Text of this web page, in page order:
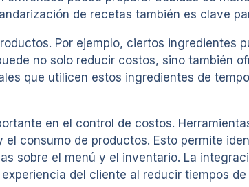
de recetas también es clave
Por ejemplo, ciertos ingredientes
no solo reducir costos, sino también
que utilicen estos ingredientes de
en el control de costos.
consumo de productos. Esto permite
sobre el menú y el inventario. La
del cliente al reducir tiempos